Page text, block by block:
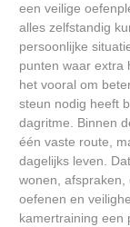
een veilige
alles zelfstandig
persoonlijke
punten waar extra
het vooral om
steun nodig heeft
dagritme. Binnen
één vaste route,
dagelijks leven.
wonen,
oefenen en
kamertraining een